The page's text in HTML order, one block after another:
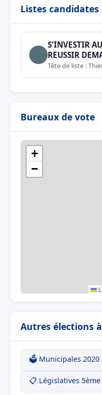
Listes candidates
S'INVESTIR
REUSSIR
Tête de liste :
Bureaux de vote
+
−
Autres élections
🗳️ Municipales 2020
📋 Législatives